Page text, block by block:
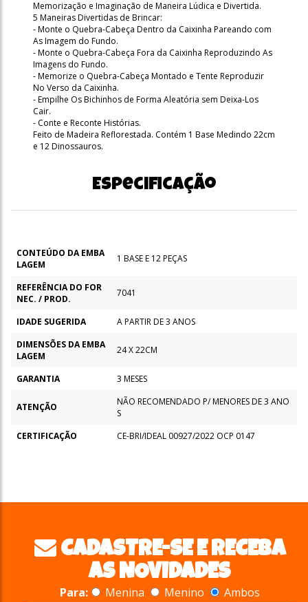
Memorização e Imaginação de Maneira Lúdica e Divertida.
5 Maneiras Divertidas de Brincar:
- Monte o Quebra-Cabeça Dentro da Caixinha Pareando com
As Imagem do Fundo.
- Monte o Quebra-Cabeça Fora da Caixinha Reproduzindo As
Imagens do Fundo.
- Memorize o Quebra-Cabeça Montado e Tente Reproduzir
No Verso da Caixinha.
- Empilhe Os Bichinhos de Forma Aleatória sem Deixa-Los
Cair.
- Conte e Reconte Histórias.
Feito de Madeira Reflorestada. Contém 1 Base Medindo 22cm
e 12 Dinossauros.
Especificação
CONTEÚDO DA EMBA
LAGEM
1 BASE E 12 PEÇAS
REFERÊNCIA DO FOR
NEC. / PROD.
7041
IDADE SUGERIDA
A PARTIR DE 3 ANOS
DIMENSÕES DA EMBA
LAGEM
24 X 22CM
GARANTIA 3 MESES
ATENÇÃO
NÃO RECOMENDADO P/ MENORES DE 3 ANO
S
CERTIFICAÇÃO
CE-BRI/IDEAL 00927/2022 OCP 0147
CADASTRE-SE E RECEBA
AS NOVIDADES
Para: Menina Menino Ambos